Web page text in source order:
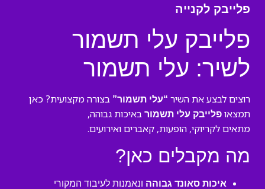
פלייבק לקנייה
פלייבק עלי תשמור
לשיר: עלי תשמור
רוצים לבצע את השיר “עלי תשמור” בצורה מקצועית? כאן
תמצאו פלייבק עלי תשמור באיכות גבוהה,
מתאים לקריוקי, הופעות, קאברים ואירועים.
מה מקבלים כאן?
איכות סאונד גבוהה ונאמנות לעיבוד המקורי